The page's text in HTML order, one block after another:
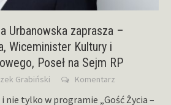
Urbanowska zaprasza –
Wiceminister Kultury i
Poseł na Sejm RP
Grabiński Komentarz
nie tylko w programie „Gość Życia –